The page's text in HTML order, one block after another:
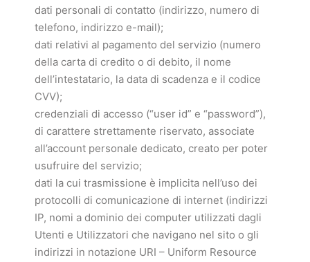
dati personali di contatto (indirizzo, numero di
telefono, indirizzo e-mail);
dati relativi al pagamento del servizio (numero
della carta di credito o di debito, il nome
dell’intestatario, la data di scadenza e il codice
CVV);
credenziali di accesso (“user id” e “password”),
di carattere strettamente riservato, associate
all’account personale dedicato, creato per poter
usufruire del servizio;
dati la cui trasmissione è implicita nell’uso dei
protocolli di comunicazione di internet (indirizzi
IP, nomi a dominio dei computer utilizzati dagli
Utenti e Utilizzatori che navigano nel sito o gli
indirizzi in notazione URI – Uniform Resource